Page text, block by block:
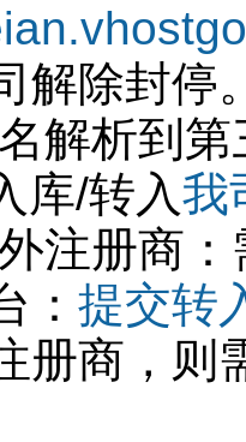
解除封停
解析到
库/转入我
注册商
： 提交转
册商，则